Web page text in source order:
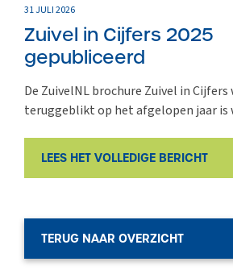
31 JULI 2026
Zuivel in Cijfers 2025
gepubliceerd
De ZuivelNL brochure Zuivel in
teruggeblikt op het afgelopen jaar is
LEES HET VOLLEDIGE BERICHT
TERUG NAAR OVERZICHT